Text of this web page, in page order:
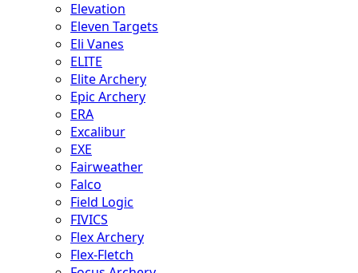
Elevation
Eleven Targets
Eli Vanes
ELITE
Elite Archery
Epic Archery
ERA
Excalibur
EXE
Fairweather
Falco
Field Logic
FIVICS
Flex Archery
Flex-Fletch